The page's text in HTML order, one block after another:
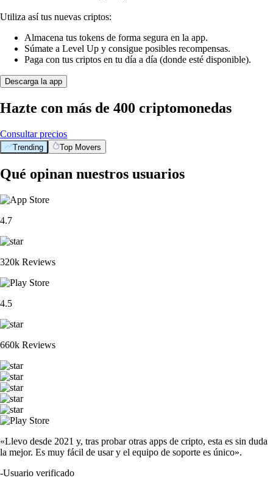
Utiliza así tus nuevas criptos:
Almacena tus tokens de forma segura en la app.
Súmate a Level Up y consigue posibles recompensas.
Paga con tus criptos en tu día a día (donde esté disponible).
Descarga la app
Hazte con más de 400 criptomonedas
Consultar precios
Trending Top Movers
Qué opinan nuestros usuarios
4.7
320k Reviews
4.5
660k Reviews
«Llevo desde 2021 y, tras probar otras apps de cripto, esta es sin duda
la mejor. Es muy fácil de usar y el equipo de soporte es único».
-Usuario verificado